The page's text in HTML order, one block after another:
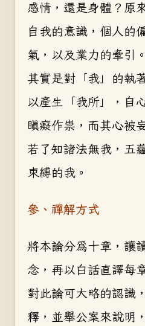
感情，還是身體？原
自我的意識，個人的
氣，以及業力的牽引
其實是對「我」的執
以產生「我所」，自
瞋癡作祟，而其心被
若了知諸法無我，五
束縛的我。
參、禪解方式
將本論分為十章，讓
念，再以白話直譯每
對此論可大略的認識
釋，並舉公案來說明